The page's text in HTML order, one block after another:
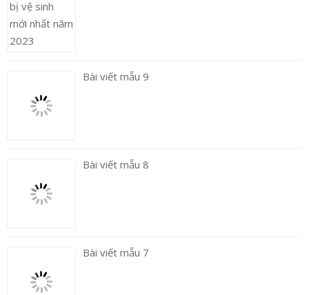
Bài viết mẫu 9
Bài viết mẫu 8
Bài viết mẫu 7